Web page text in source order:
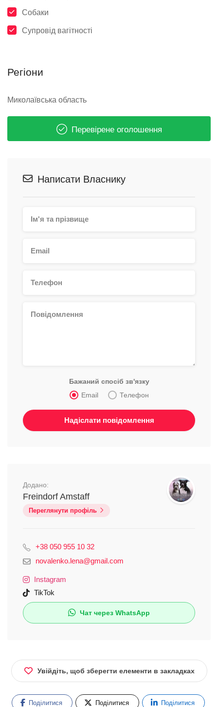
Собаки
Супровід вагітності
Регіони
Миколаївська область
Перевірене оголошення
Написати Власнику
Бажаний спосіб зв'язку
Email
Телефон
Додано:
Freindorf Amstaff
Переглянути профіль
+38 050 955 10 32
novalenko.lena@gmail.com
Instagram
TikTok
Чат через WhatsApp
Увійдіть, щоб зберегти елементи в закладках
Поділитися Поділитися Поділитися